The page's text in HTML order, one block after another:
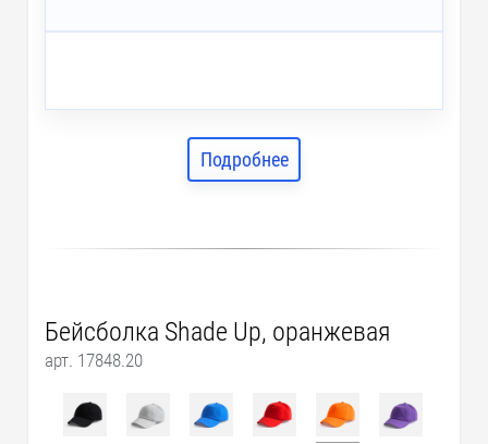
Подробнее
Бейсболка Shade Up, оранжевая
арт. 17848.20